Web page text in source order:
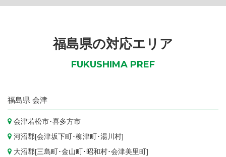
福島県の対応エリア
FUKUSHIMA PREF
福島県 会津
会津若松市･喜多方市
河沼郡[会津坂下町･柳津町･湯川村]
大沼郡[三島町･金山町･ 昭和村･会津美里町]